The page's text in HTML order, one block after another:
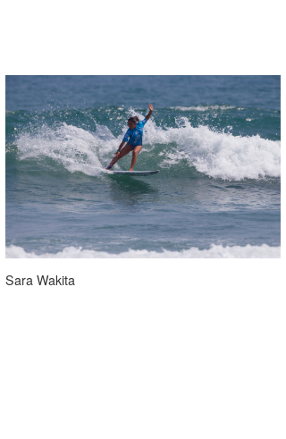
Sara Wakita